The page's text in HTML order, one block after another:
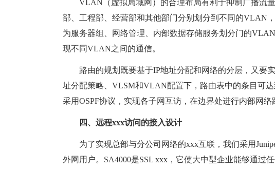
VLAN（虚拟局域网）的合理布局有利于抑制广播流量
部、工程部、经营部和其他部门分别划分到不同的VLAN
为服务器组、网络管理、内部数据存储服务划分门的
现不同VLAN之间的通信。
路由的规划既要基于IP地址分配和网络的分层，又要
址分配策略、VLSM和VLAN配置下，路由表中的条目可
采用OSPF协议，实现各子网互访，在边界处进行内部网络
四、远程xxx访问的接入设计
为了实现总部与分公司网络的xxx互联，我们采用
外网用户。SA4000是SSL xxx，它使大中型企业能够通过